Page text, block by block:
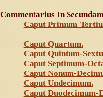
Commentarius In
Caput Primum-
Caput Quartum.
Caput Quintum-
Caput Septimum-
Caput Nonum-
Caput Undecimum.
Caput Duodecimum-